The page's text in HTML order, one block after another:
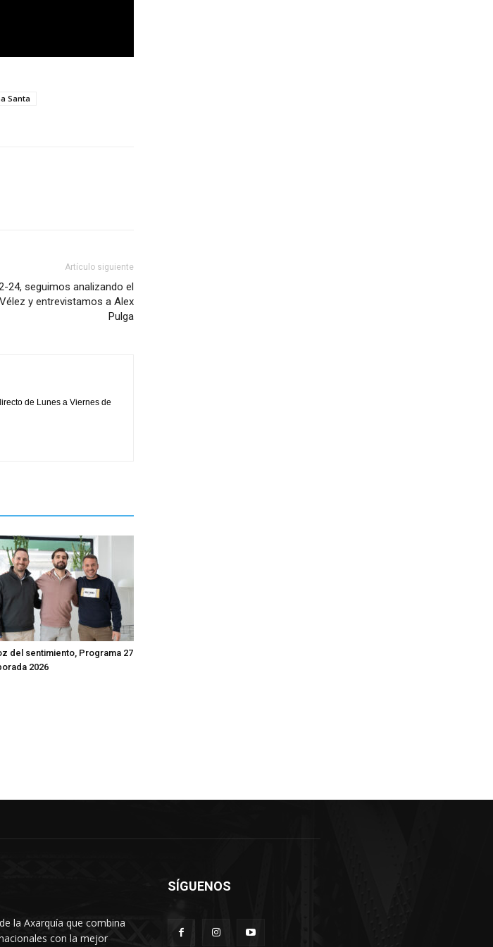
Santa
Artículo siguiente
24, seguimos analizando el
y entrevistamos a Alex
Pulga
de Lunes a Viernes de
del sentimiento, Programa 27
2026
la Axarquía que combina
con la mejor
SÍGUENOS